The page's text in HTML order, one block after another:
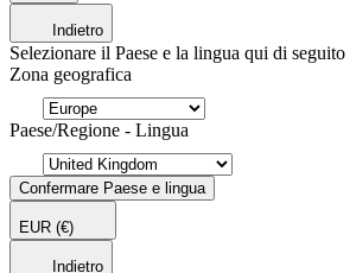
Indietro
Selezionare il Paese e la lingua qui di seguito
Zona geografica
Paese/Regione - Lingua
Confermare Paese e lingua
EUR (€)
Indietro